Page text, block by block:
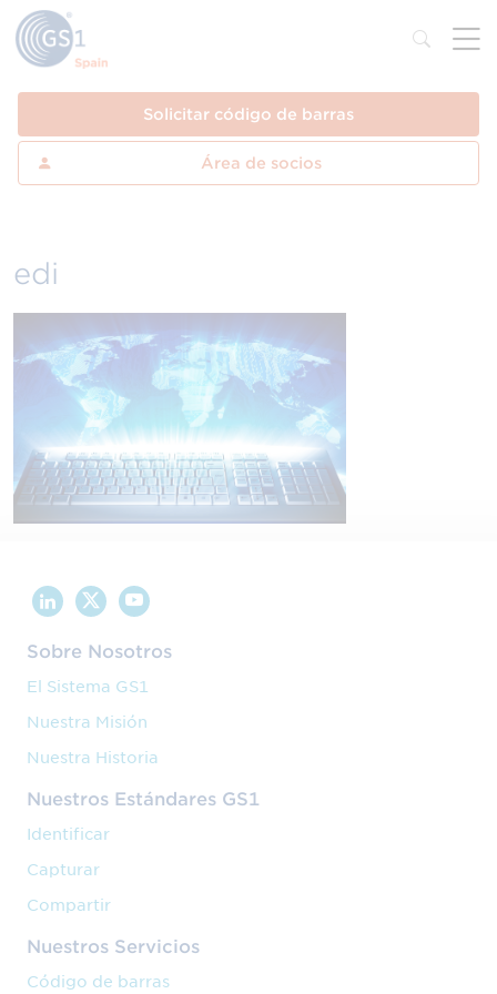
Solicitar código de barras
Área de socios
edi
Sobre Nosotros
El Sistema GS1
Nuestra Misión
Nuestra Historia
Nuestros Estándares GS1
Identificar
Capturar
Compartir
Nuestros Servicios
Código de barras